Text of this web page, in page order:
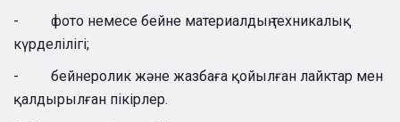
- фото немесе бейне материалдың техникалық
күрделілігі;
- бейнеролик және жазбаға қойылған лайктар мен
қалдырылған пікірлер.